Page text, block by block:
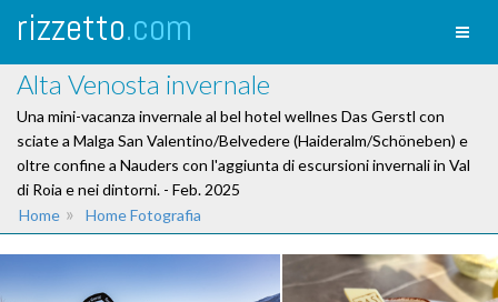
rizzetto.com
Alta Venosta invernale
Una mini-vacanza invernale al bel hotel wellnes Das Gerstl con
sciate a Malga San Valentino/Belvedere (Haideralm/Schöneben) e
oltre confine a Nauders con l'aggiunta di escursioni invernali in Val
di Roia e nei dintorni. - Feb. 2025
Home » Home Fotografia